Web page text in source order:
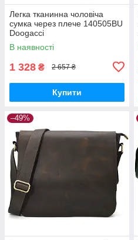
Легка тканинна чоловіча
сумка через плече 140505BU
Doogacci
В наявності
1 328 ₴ 2 657 ₴
Купити
–49%